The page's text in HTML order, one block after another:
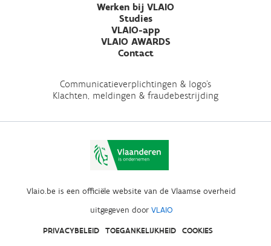
Werken bij VLAIO
Studies
VLAIO-app
VLAIO AWARDS
Contact
Communicatieverplichtingen & logo's
Klachten, meldingen & fraudebestrijding
Vlaio.be is een officiële website van de Vlaamse overheid
uitgegeven door VLAIO
PRIVACYBELEID TOEGANKELIJKHEID COOKIES